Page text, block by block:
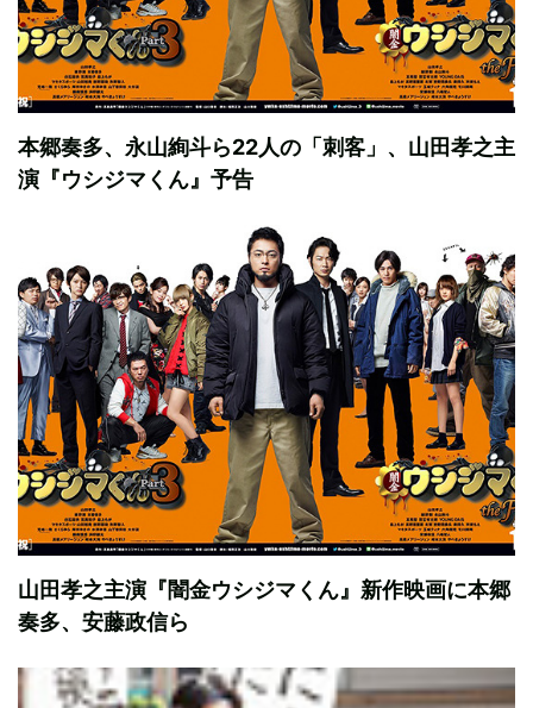
本郷奏多、永山絢斗ら22人の「刺客」、山田孝之主
演『ウシジマくん』予告
山田孝之主演『闇金ウシジマくん』新作映画に本郷
奏多、安藤政信ら